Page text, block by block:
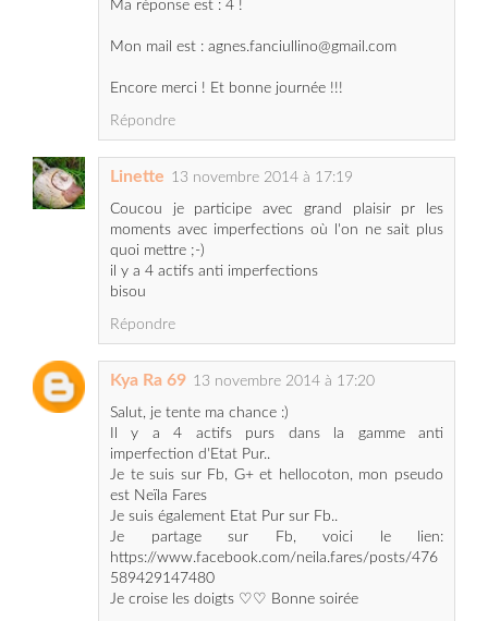
Encore merci ! Et bonne journée !!!
Répondre
Coucou je participe avec grand plaisir pr les
moments avec imperfections où l'on ne sait plus
quoi mettre ;-)
il y a 4 actifs anti imperfections
Répondre
Salut, je tente ma chance :)
Il y a 4 actifs purs dans la gamme anti
imperfection d'Etat Pur..
Je te suis sur Fb, G+ et hellocoton, mon pseudo
est Neïla Fares
Je suis également Etat Pur sur Fb..
Je partage sur Fb, voici le lien:
https://www.facebook.com/neila.fares/posts/476
589429147480
Je croise les doigts ♡♡ Bonne soirée
Répondre